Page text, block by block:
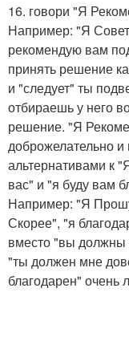
16. говори "Я
Например: "Я
рекомендую вам
принять решение
и "следует" ты
отбираешь у него
решение. "Я
доброжелательно и
альтернативами к
вас" и "я буду вам
Например: "Я
Скорее", "я
вместо "вы должны
"ты должен мне
благодарен" очень